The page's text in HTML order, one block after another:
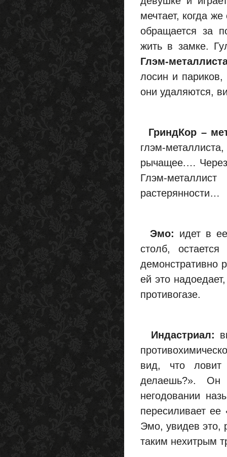
мечтает, когда
обращается за
жить в замке.
Глэм-
лосин и париков,
они удаляются,
ГриндКор –
глэм-
рычащее.… Через
Глэм-
растерянности…
Эмо: идет в
столб,
демонстративно
ей это
противогазе.
Индастриал:
вид, что
делаешь?».
негодовании
пересиливает
Эмо, увидев это,
таким нехитрым